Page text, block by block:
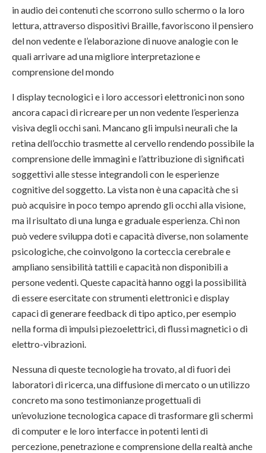
in audio dei contenuti che scorrono sullo schermo o la loro
lettura, attraverso dispositivi Braille, favoriscono il pensiero
del non vedente e l’elaborazione di nuove analogie con le
quali arrivare ad una migliore interpretazione e
comprensione del mondo
I display tecnologici e i loro accessori elettronici non sono
ancora capaci di ricreare per un non vedente l’esperienza
visiva degli occhi sani. Mancano gli impulsi neurali che la
retina dell’occhio trasmette al cervello rendendo possibile la
comprensione delle immagini e l’attribuzione di significati
soggettivi alle stesse integrandoli con le esperienze
cognitive del soggetto. La vista non è una capacità che si
può acquisire in poco tempo aprendo gli occhi alla visione,
ma il risultato di una lunga e graduale esperienza. Chi non
può vedere sviluppa doti e capacità diverse, non solamente
psicologiche, che coinvolgono la corteccia cerebrale e
ampliano sensibilità tattili e capacità non disponibili a
persone vedenti. Queste capacità hanno oggi la possibilità
di essere esercitate con strumenti elettronici e display
capaci di generare feedback di tipo aptico, per esempio
nella forma di impulsi piezoelettrici, di flussi magnetici o di
elettro-vibrazioni.
Nessuna di queste tecnologie ha trovato, al di fuori dei
laboratori di ricerca, una diffusione di mercato o un utilizzo
concreto ma sono testimonianze progettuali di
un’evoluzione tecnologica capace di trasformare gli schermi
di computer e le loro interfacce in potenti lenti di
percezione, penetrazione e comprensione della realtà anche